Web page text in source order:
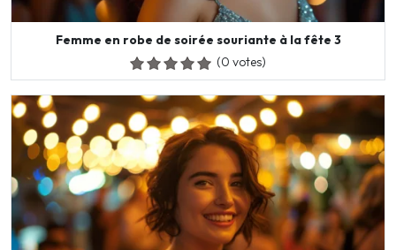
Femme en robe de soirée souriante à la fête 3
(0 votes)